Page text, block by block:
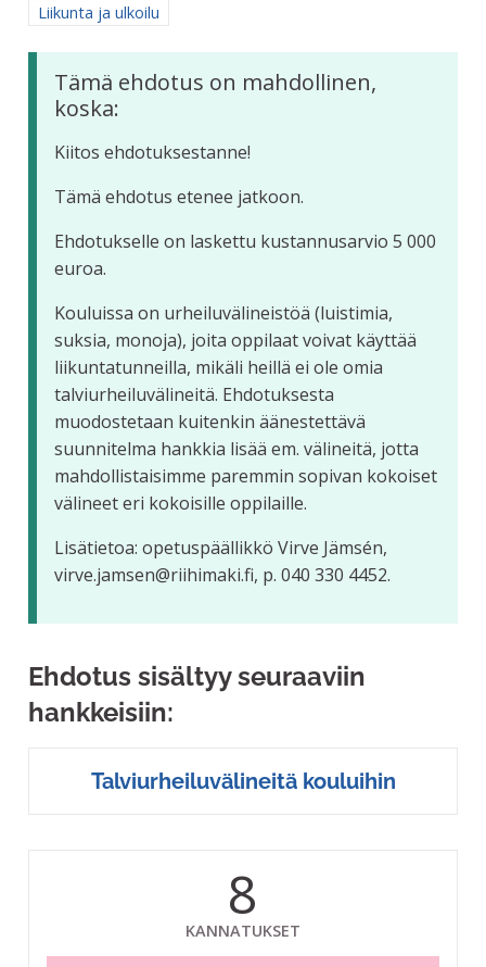
Rajaa tulokset aihepiirin mukaan: Liikunta ja ulkoilu
Liikunta ja ulkoilu
Tämä ehdotus on mahdollinen,
koska:
Kiitos ehdotuksestanne!
Tämä ehdotus etenee jatkoon.
Ehdotukselle on laskettu kustannusarvio 5 000
euroa.
Kouluissa on urheiluvälineistöä (luistimia,
suksia, monoja), joita oppilaat voivat käyttää
liikuntatunneilla, mikäli heillä ei ole omia
talviurheiluvälineitä. Ehdotuksesta
muodostetaan kuitenkin äänestettävä
suunnitelma hankkia lisää em. välineitä, jotta
mahdollistaisimme paremmin sopivan kokoiset
välineet eri kokoisille oppilaille.
Lisätietoa: opetuspäällikkö Virve Jämsén,
virve.jamsen@riihimaki.fi, p. 040 330 4452.
Ehdotus sisältyy seuraaviin
hankkeisiin:
Talviurheiluvälineitä kouluihin
8
KANNATUKSET